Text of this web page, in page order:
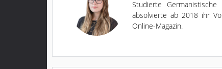
Studierte
absolvierte ab 2018 ihr
Online-Magazin.